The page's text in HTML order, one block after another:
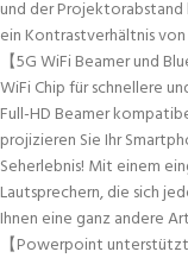
und der
ein Kontrastverhältnis
【5G WiFi Beamer und
WiFi Chip für schnellere
Full-HD Beamer
projizieren Sie Ihr
Seherlebnis! Mit einem
Lautsprechern, die sich
Ihnen eine ganz andere
【Powerpoint